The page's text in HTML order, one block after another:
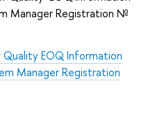
Manager Registration №
EOQ Information
Manager Registration